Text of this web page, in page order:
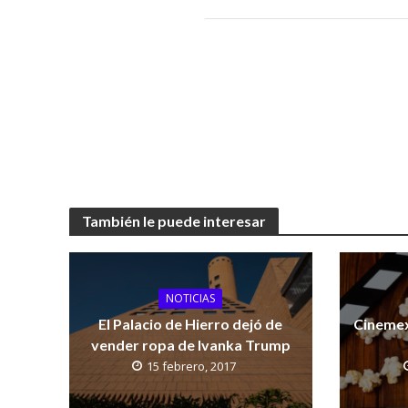
También le puede interesar
NOTICIAS
El Palacio de Hierro dejó de
vender ropa de Ivanka Trump
15 febrero, 2017